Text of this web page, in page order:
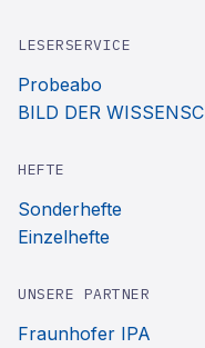
LESERSERVICE
Probeabo
BILD DER
HEFTE
Sonderhefte
Einzelhefte
UNSERE PARTNER
Fraunhofer IPA